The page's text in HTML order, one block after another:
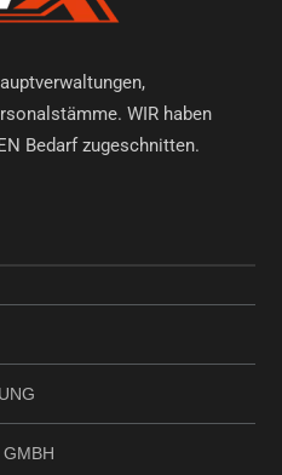
WIR haben
Bedarf zugeschnitten.